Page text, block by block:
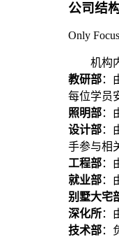
公司结
Only
机构
教研部：
每位学员
照明部：
设计部：
手参与相
工程部：
就业部：
别墅大宅
深化所：
技术部：